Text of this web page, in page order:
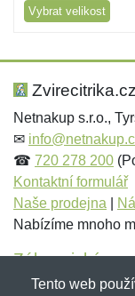
Vybrat velikost
Zvirecitrika.cz
Netnakup s.r.o.,
✉
☎ 720 278 200
Kontaktní formulář
Naše prodejna
Nabízíme mnoho
Zákaznický
Novinky
Tento web